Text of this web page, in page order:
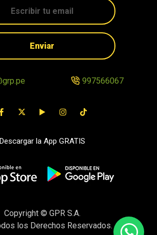
Enviar
997566067
Descargar la App GRATIS
Copyright © GPR S.A.
los Derechos Reservados.